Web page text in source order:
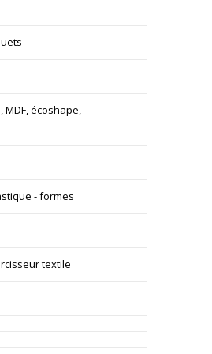
MDF, écoshape,
- formes
textile